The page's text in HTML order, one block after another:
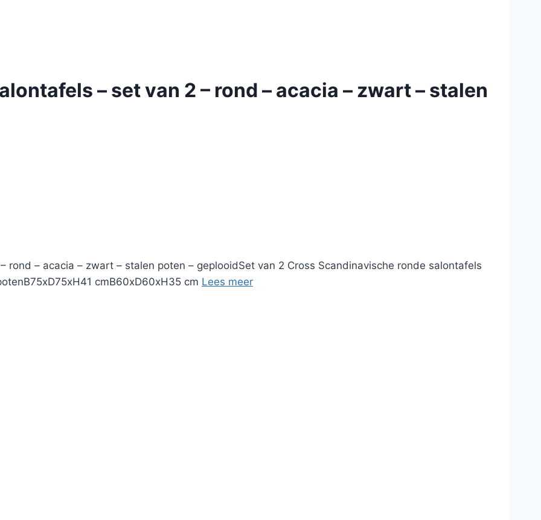
– set van 2 – rond – acacia – zwart – stalen
rond – acacia – zwart – stalen poten – geplooidSet van 2 Cross Scandinavische ronde salontafels
cmB60xD60xH35 cm Lees meer